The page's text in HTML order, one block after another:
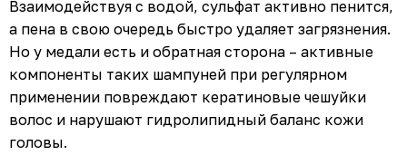
Взаимодействуя с водой, сульфат активно пенится,
а пена в свою очередь быстро удаляет загрязнения.
Но у медали есть и обратная сторона – активные
компоненты таких шампуней при регулярном
применении повреждают кератиновые чешуйки
волос и нарушают гидролипидный баланс кожи
головы.